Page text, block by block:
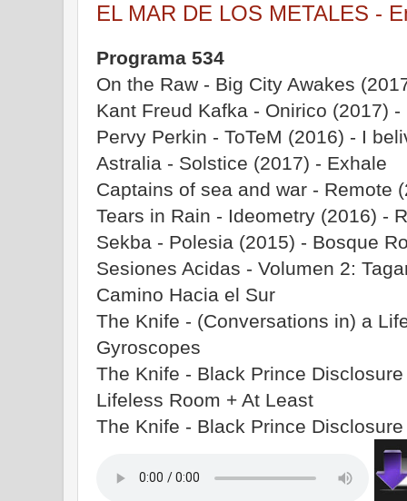
EL MAR DE LOS METALES -
Programa 534
On the Raw - Big City Awakes
Kant Freud Kafka - Onirico (2017)
Pervy Perkin - ToTeM (2016) - I
Astralia - Solstice (2017) - Exhale
Captains of sea and war - Remote
Tears in Rain - Ideometry (2016) -
Sekba - Polesia (2015) - Bosque
Sesiones Acidas - Volumen 2:
Camino Hacia el Sur
The Knife - (Conversations in) a
Gyroscopes
The Knife - Black Prince
Lifeless Room + At Least
The Knife - Black Prince